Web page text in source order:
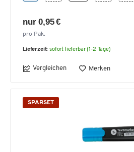
nur 0,95 €
pro Pak.
Lieferzeit: sofort lieferbar (1-2 Tage)
Vergleichen Merken
SPARSET